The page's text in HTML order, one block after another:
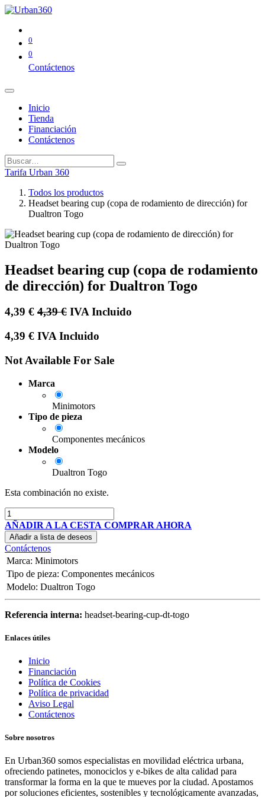
0
0
Contáctenos
Inicio
Tienda
Financiación
Contáctenos
Tarifa Urban 360
Todos los productos
Headset bearing cup (copa de rodamiento de dirección) for
Dualtron Togo
Headset bearing cup (copa de rodamiento
de dirección) for Dualtron Togo
4,39 € 4,39€ IVA Incluido
4,39 € IVA Incluido
Not Available For Sale
Marca
Minimotors
Tipo de pieza
Componentes mecánicos
Modelo
Dualtron Togo
Esta combinación no existe.
AÑADIR A LA CESTA COMPRAR AHORA
Añadir a lista de deseos
Contáctenos
Marca: Minimotors
Tipo de pieza: Componentes mecánicos
Modelo: Dualtron Togo
Referencia interna: headset-bearing-cup-dt-togo
Enlaces útiles
Inicio
Financiación
Política de Cookies
Política de privacidad
Aviso Legal
Contáctenos
Sobre nosotros
En Urban360 somos especialistas en movilidad eléctrica urbana,
ofreciendo patinetes, monociclos y e-bikes de alta calidad para
transformar la forma en la que te mueves por la ciudad. Apostamos
por soluciones eficientes, sostenibles y tecnológicamente avanzadas,